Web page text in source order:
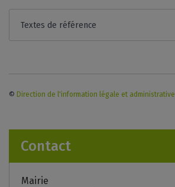
Textes de référence
© Direction de l'information légale et administrative
Contact
Mairie